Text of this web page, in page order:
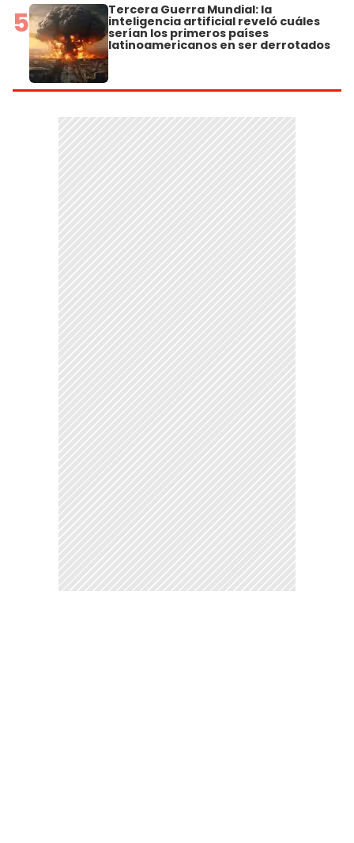
5 Tercera Guerra Mundial: la
inteligencia artificial reveló cuáles
serían los primeros países
latinoamericanos en ser derrotados